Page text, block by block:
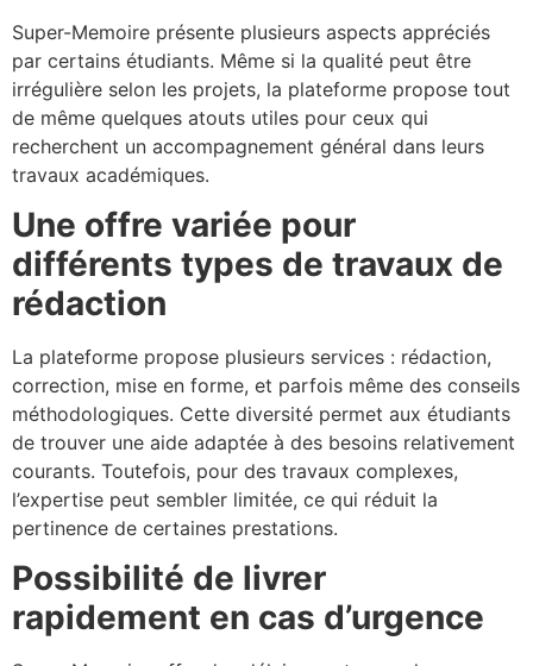
Super-Memoire présente plusieurs aspects appréciés
par certains étudiants. Même si la qualité peut être
irrégulière selon les projets, la plateforme propose tout
de même quelques atouts utiles pour ceux qui
recherchent un accompagnement général dans leurs
travaux académiques.
Une offre variée pour
différents types de travaux de
rédaction
La plateforme propose plusieurs services : rédaction,
correction, mise en forme, et parfois même des conseils
méthodologiques. Cette diversité permet aux étudiants
de trouver une aide adaptée à des besoins relativement
courants. Toutefois, pour des travaux complexes,
l’expertise peut sembler limitée, ce qui réduit la
pertinence de certaines prestations.
Possibilité de livrer
rapidement en cas d’urgence